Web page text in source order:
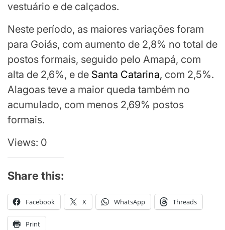
vestuário e de calçados.
Neste período, as maiores variações foram
para Goiás, com aumento de 2,8% no total de
postos formais, seguido pelo Amapá, com
alta de 2,6%, e de Santa Catarina, com 2,5%.
Alagoas teve a maior queda também no
acumulado, com menos 2,69% postos
formais.
Views: 0
Share this:
Facebook X WhatsApp Threads
Print